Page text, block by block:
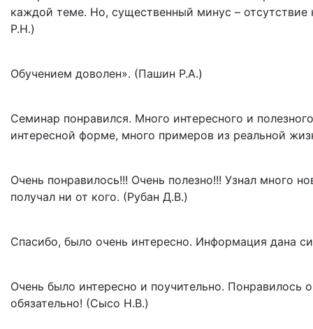
каждой теме. Но, существенный минус – отсутствие
Р.Н.)
Обучением доволен». (Пашин Р.А.)
Семинар понравился. Много интересного и
интересной форме, много примеров из реальной
Очень понравилось!!! Очень полезно!!! Узнал много
получал ни от кого. (Рубан Д.В.)
Спасибо, было очень интересно. Информация дана
Очень было интересно и поучительно. Понравилось
обязательно! (Сысо Н.В.)